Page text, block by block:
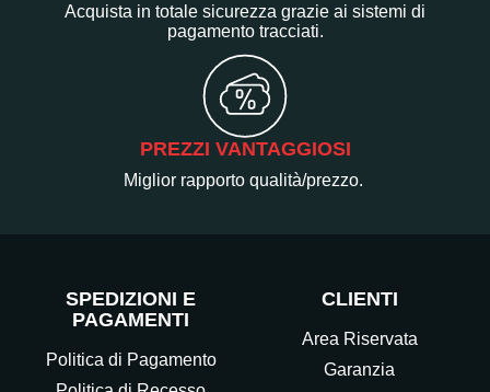
Acquista in totale sicurezza grazie ai sistemi di
pagamento tracciati.
PREZZI VANTAGGIOSI
Miglior rapporto qualità/prezzo.
SPEDIZIONI E
PAGAMENTI
Politica di Pagamento
CLIENTI
Area Riservata
Garanzia